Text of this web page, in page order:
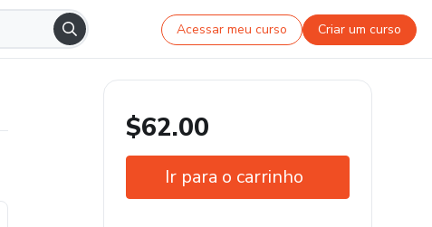
Acessar meu curso Criar um curso
$62.00
Ir para o carrinho